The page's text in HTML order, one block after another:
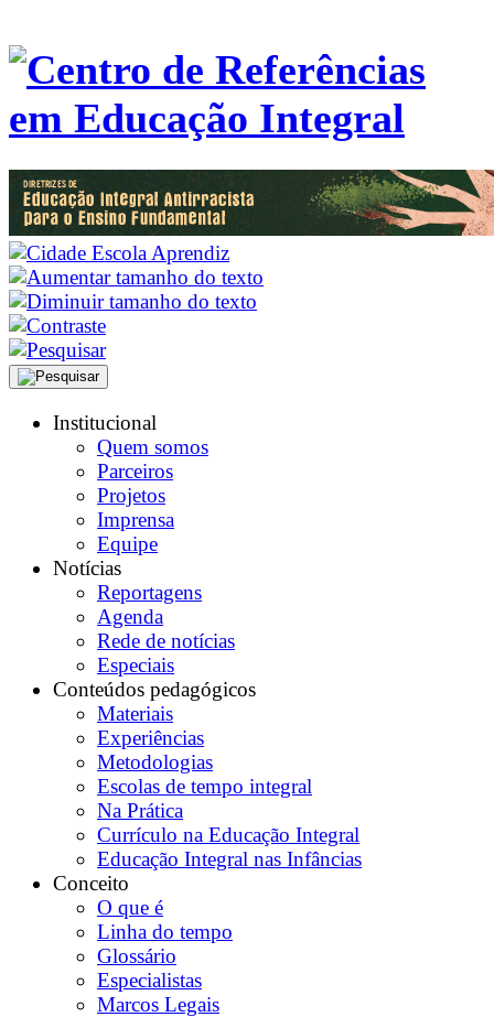
Institucional
Quem somos
Parceiros
Projetos
Imprensa
Equipe
Notícias
Reportagens
Agenda
Rede de notícias
Especiais
Conteúdos pedagógicos
Materiais
Experiências
Metodologias
Escolas de tempo integral
Na Prática
Currículo na Educação Integral
Educação Integral nas Infâncias
Conceito
O que é
Linha do tempo
Glossário
Especialistas
Marcos Legais